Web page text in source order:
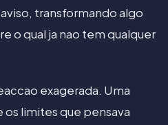
transformando algo
o qual ja nao tem qualquer
exagerada. Uma
limites que pensava